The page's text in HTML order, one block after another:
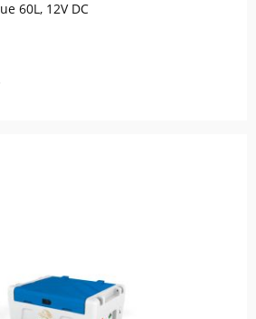
60L, 12V DC